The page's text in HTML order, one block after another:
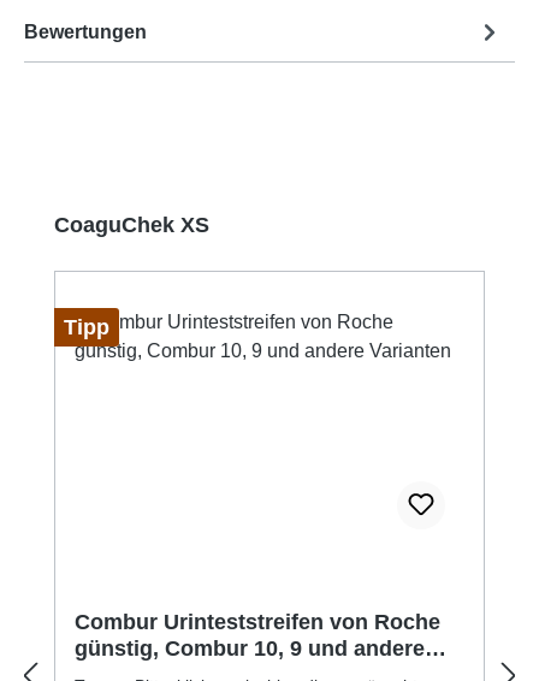
Bewertungen
Produktgalerie überspringen
CoaguChek XS
Tipp
Combur Urinteststreifen von Roche
günstig, Combur 10, 9 und andere
Varianten